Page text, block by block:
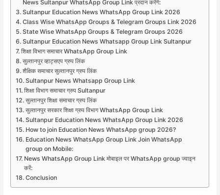
News Sultanpur WhatsApp Group Link प्रदान करेंगे:
Sultanpur Education News WhatsApp Group Link 2026
Class Wise WhatsApp Groups & Telegram Groups Link 2026
State Wise WhatsApp Groups & Telegram Groups 2026
Sultanpur Education News Whatsapp Group Link Sultanpur
शिक्षा विभाग समाचार WhatsApp Group Link
सुल्तानपुर व्हाट्सएप ग्रुप लिंक
शैक्षिक समाचार सुल्तानपुर ग्रुप लिंक
Sultanpur News Whatsapp Group Link
शिक्षा विभाग समाचार ग्रुप Sultanpur
सुल्तानपुर शिक्षा समाचार ग्रुप लिंक
सुल्तानपुर सरकार शिक्षा ग्रुप विभाग WhatsApp Group Link
Sultanpur Education News WhatsApp Group Link 2026
How to join Education News WhatsApp group 2026?
Education News WhatsApp Group Link Join WhatsApp
group on Mobile:
News WhatsApp Group Link मोबाइल पर WhatsApp group ज्वाइन
करें:
Conclusion